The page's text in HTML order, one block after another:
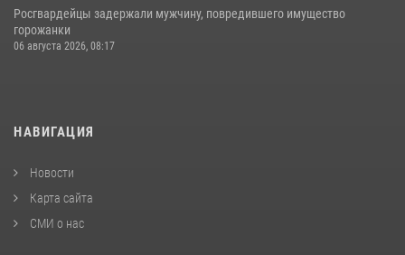
Росгвардейцы задержали мужчину, повредившего имущество
горожанки
06 августа 2026, 08:17
НАВИГАЦИЯ
Новости
Карта сайта
СМИ о нас